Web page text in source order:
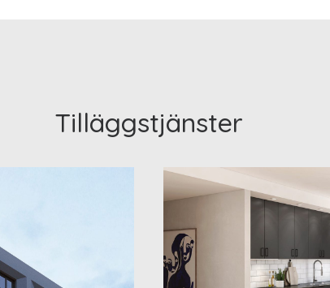
Tilläggstjänster